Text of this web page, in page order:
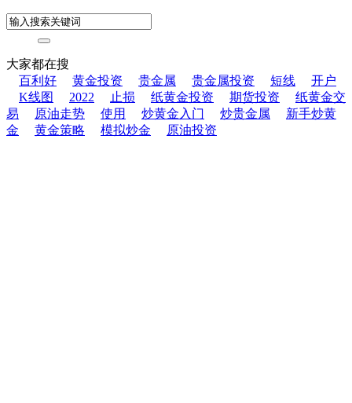
大家都在搜
百利好
黄金投资 贵金属 贵金属投资 短线
开户
K线图
2022 止损 纸黄金投资 期货投资
纸黄金交
易
原油走势 使用 炒黄金入门 炒贵金属
新手炒黄
金
黄金策略 模拟炒金 原油投资